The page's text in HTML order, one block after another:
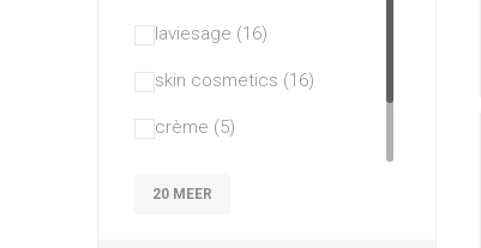
laviesage (16)
skin cosmetics (16)
crème (5)
20 MEER